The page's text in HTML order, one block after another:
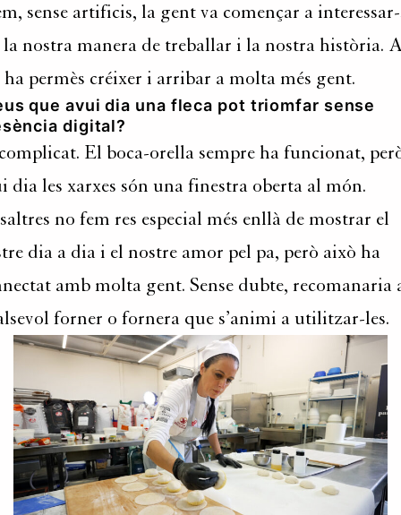
sense artificis, la gent va començar a
la nostra manera de treballar i la nostra història.
ha permès créixer i arribar a molta més gent.
que avui dia una fleca pot triomfar sense
digital?
El boca-orella sempre ha funcionat,
dia les xarxes són una finestra oberta al món.
no fem res especial més enllà de mostrar el
dia a dia i el nostre amor pel pa, però això ha
amb molta gent. Sense dubte, recomanaria
forner o fornera que s’animi a utilitzar-les.